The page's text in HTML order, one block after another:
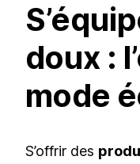
doux :
mode
S’offrir des